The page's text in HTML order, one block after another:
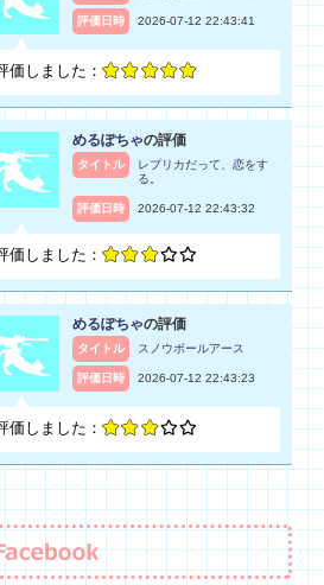
評価日時 2026-07-12 22:43:41
価しました：
めるぽちゃの評価
タイトル
レプリカだって、恋をす
る。
評価日時 2026-07-12 22:43:32
価しました：
めるぽちゃの評価
タイトル スノウボールアース
評価日時 2026-07-12 22:43:23
価しました：